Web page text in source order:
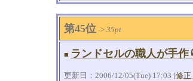
第45位-> 35pt
■ ランドセルの職人が手
更新日：2006/12/05(Tue) 17:03 [修正